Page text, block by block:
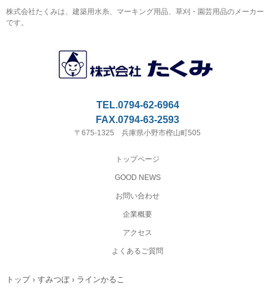
株式会社たくみは、建築用水糸、マーキング用品、草刈・園芸用品のメーカー
です。
TEL.0794-62-6964
FAX.0794-63-2593
〒675-1325 兵庫県小野市樫山町505
トップページ
GOOD NEWS
お問い合わせ
企業概要
アクセス
よくあるご質問
トップ › すみつぼ › ラインかるこ